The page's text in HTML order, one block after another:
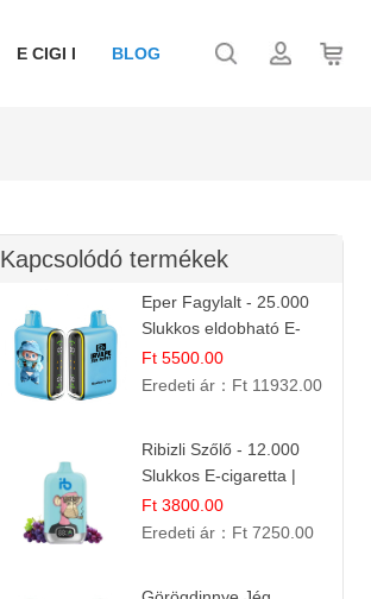
E CIGI I BLOG
Kapcsolódó termékek
Eper Fagylalt - 25.000
Slukkos eldobható E-
cigaretta | Édes
Desszert Íz
Ft 5500.00
Eredeti ár： Ft 11932.00
Ribizli Szőlő - 12.000
Slukkos E-cigaretta |
Kifinomult Gyümölcs Íz
Ft 3800.00
Eredeti ár： Ft 7250.00